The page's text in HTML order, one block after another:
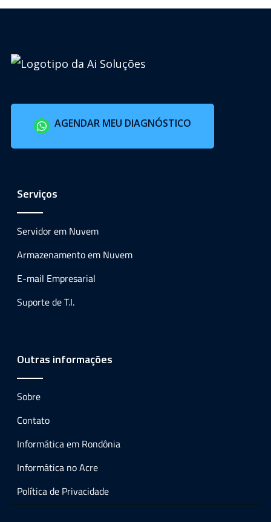
AGENDAR MEU DIAGNÓSTICO
Serviços
Servidor em Nuvem
Armazenamento em Nuvem
E-mail Empresarial
Suporte de T.I.
Outras informações
Sobre
Contato
Informática em Rondônia
Informática no Acre
Política de Privacidade